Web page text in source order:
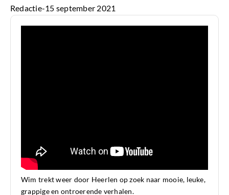
Redactie-15 september 2021
Wim trekt weer door Heerlen op zoek naar mooie, leuke,
grappige en ontroerende verhalen.